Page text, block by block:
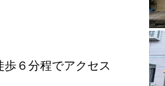
６分程でアクセス